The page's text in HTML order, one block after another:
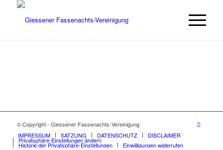
© Copyright - Giessener Fassenachts-Vereinigung
IMPRESSUM
SATZUNG DATENSCHUTZ DISCLAIMER
Privatsphäre-Einstellungen ändern
Historie der Privatsphäre-Einstellungen Einwilligungen widerrufen